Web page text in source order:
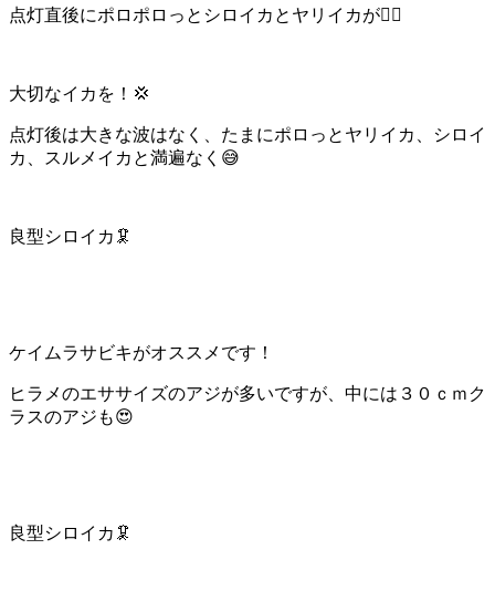
点灯直後にポロポロっとシロイカとヤリイカが🙆‍♂️
大切なイカを！💢
点灯後は大きな波はなく、たまにポロっとヤリイカ、シロイ
カ、スルメイカと満遍なく😅
良型シロイカ🦑
ケイムラサビキがオススメです！
ヒラメのエササイズのアジが多いですが、中には３０ｃｍク
ラスのアジも😍
良型シロイカ🦑